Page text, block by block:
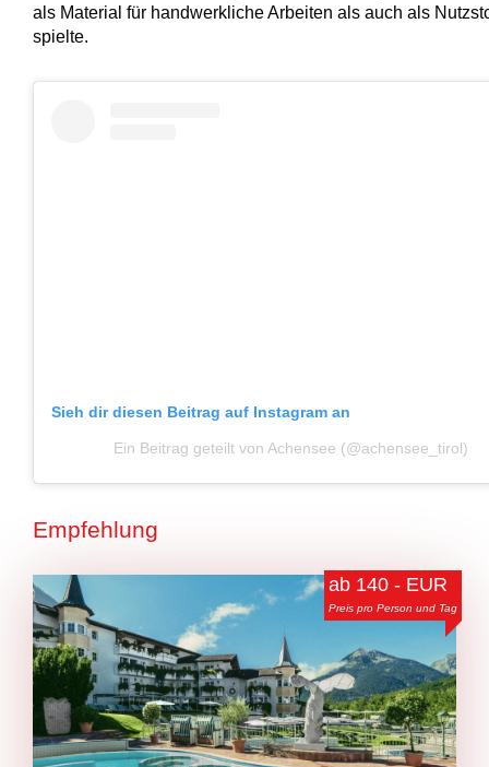
als Material für handwerkliche Arbeiten als auch als
spielte.
Sieh dir diesen Beitrag auf Instagram an
Ein Beitrag geteilt von Achensee (@achensee_tirol)
Empfehlung
ab 140 - EUR
Preis pro Person und Tag